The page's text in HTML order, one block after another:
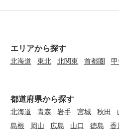
エリアから探す
北海道 東北 北関東 首都圏
都道府県から探す
北海道 青森 岩手 宮城 秋田
島根
岡山 広島 山口 徳島 香